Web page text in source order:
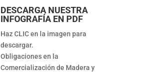
DESCARGA NUESTRA
INFOGRAFÍA EN PDF
Haz CLIC en la imagen para
descargar.
Obligaciones en la
Comercialización de Madera y